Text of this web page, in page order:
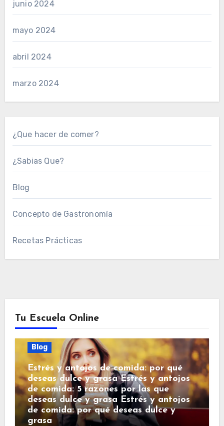
junio 2024
mayo 2024
abril 2024
marzo 2024
¿Que hacer de comer?
¿Sabias Que?
Blog
Concepto de Gastronomía
Recetas Prácticas
Tu Escuela Online
Blog
Estrés y antojos de comida: por qué
deseas dulce y grasa Estrés y antojos
de comida: 5 razones por las que
deseas dulce y grasa Estrés y antojos
de comida: por qué deseas dulce y
grasa